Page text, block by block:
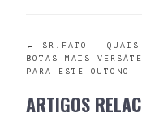
POST
←
SR.FATO – QUAIS
BOTAS MAIS
PARA ESTE OUTONO
ARTIGOS